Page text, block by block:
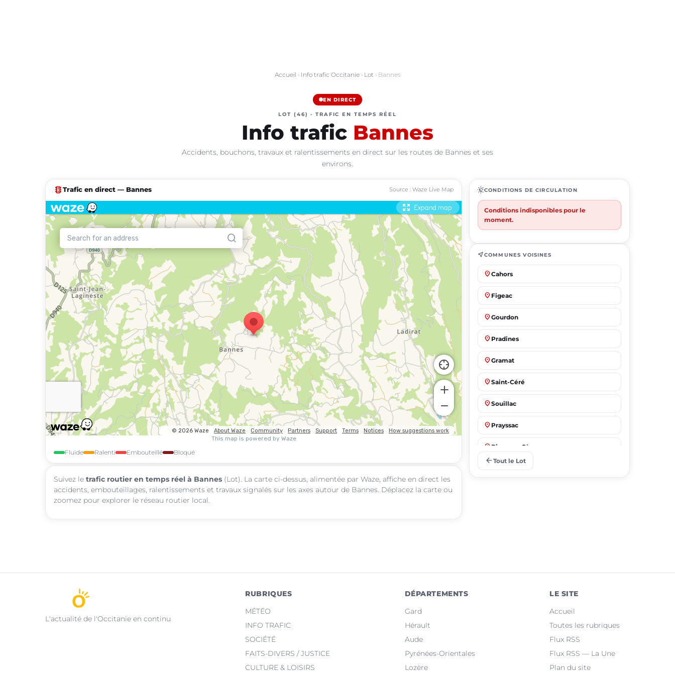
Accueil › Info trafic Occitanie› Lot › Bannes
EN DIRECT
LOT (46) · TRAFIC EN TEMPS RÉEL
Info trafic Bannes
Accidents, bouchons, travaux et ralentissements en direct sur les routes de Bannes et ses
environs.
traffic Trafic en direct — Bannes Source : Waze Live Map
Fluide Ralenti Embouteillé Bloqué
Suivez le trafic routier en temps réel à Bannes (Lot). La carte ci-dessus, alimentée par Waze, affiche en direct les
accidents, embouteillages, ralentissements et travaux signalés sur les axes autour de Bannes. Déplacez la carte ou
zoomez pour explorer le réseau routier local.
routineCONDITIONS DE CIRCULATION
Conditions indisponibles pour le
moment.
near_meCOMMUNES VOISINES
place Cahors
place Figeac
place Gourdon
place Pradines
place Gramat
place Saint-Céré
place Souillac
place Prayssac
place Biars-sur-Cère
Le Vigan-en-Quercy
arrow_back Tout le Lot
L'actualité de l'Occitanie en continu
RUBRIQUES
MÉTÉO
INFO TRAFIC
SOCIÉTÉ
FAITS-DIVERS / JUSTICE
CULTURE & LOISIRS
DÉPARTEMENTS
Gard
Hérault
Aude
Pyrénées-Orientales
Lozère
LE SITE
Accueil
Toutes les rubriques
Flux RSS
Flux RSS — La Une
Plan du site